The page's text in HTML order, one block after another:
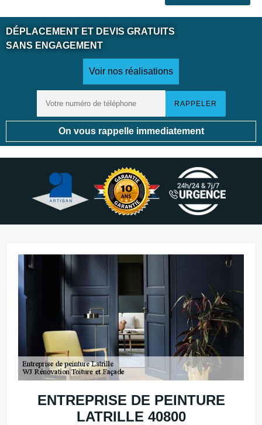
DÉPLACEMENT ET DEVIS GRATUITS
SANS ENGAGEMENT
Voir nos réalisations
On vous rappelle immediatement
ENTREPRISE DE PEINTURE
LATRILLE 40800